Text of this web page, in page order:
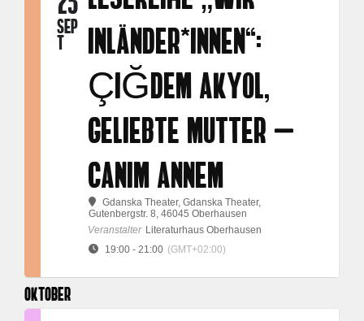
SEP
T
INLÄNDER*INNEN“:
ÇIĞDEM AKYOL,
GELIEBTE MUTTER –
CANIM ANNEM
Gdanska Theater, Gdanska Theater,
Gutenbergstr. 8, 46045 Oberhausen
Veranstalter Literaturhaus Oberhausen
19:00 - 21:00 (GMT+02:00)
OKTOBER